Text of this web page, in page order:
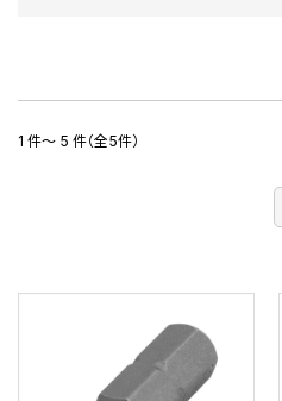
1 件～ 5 件（全5件）